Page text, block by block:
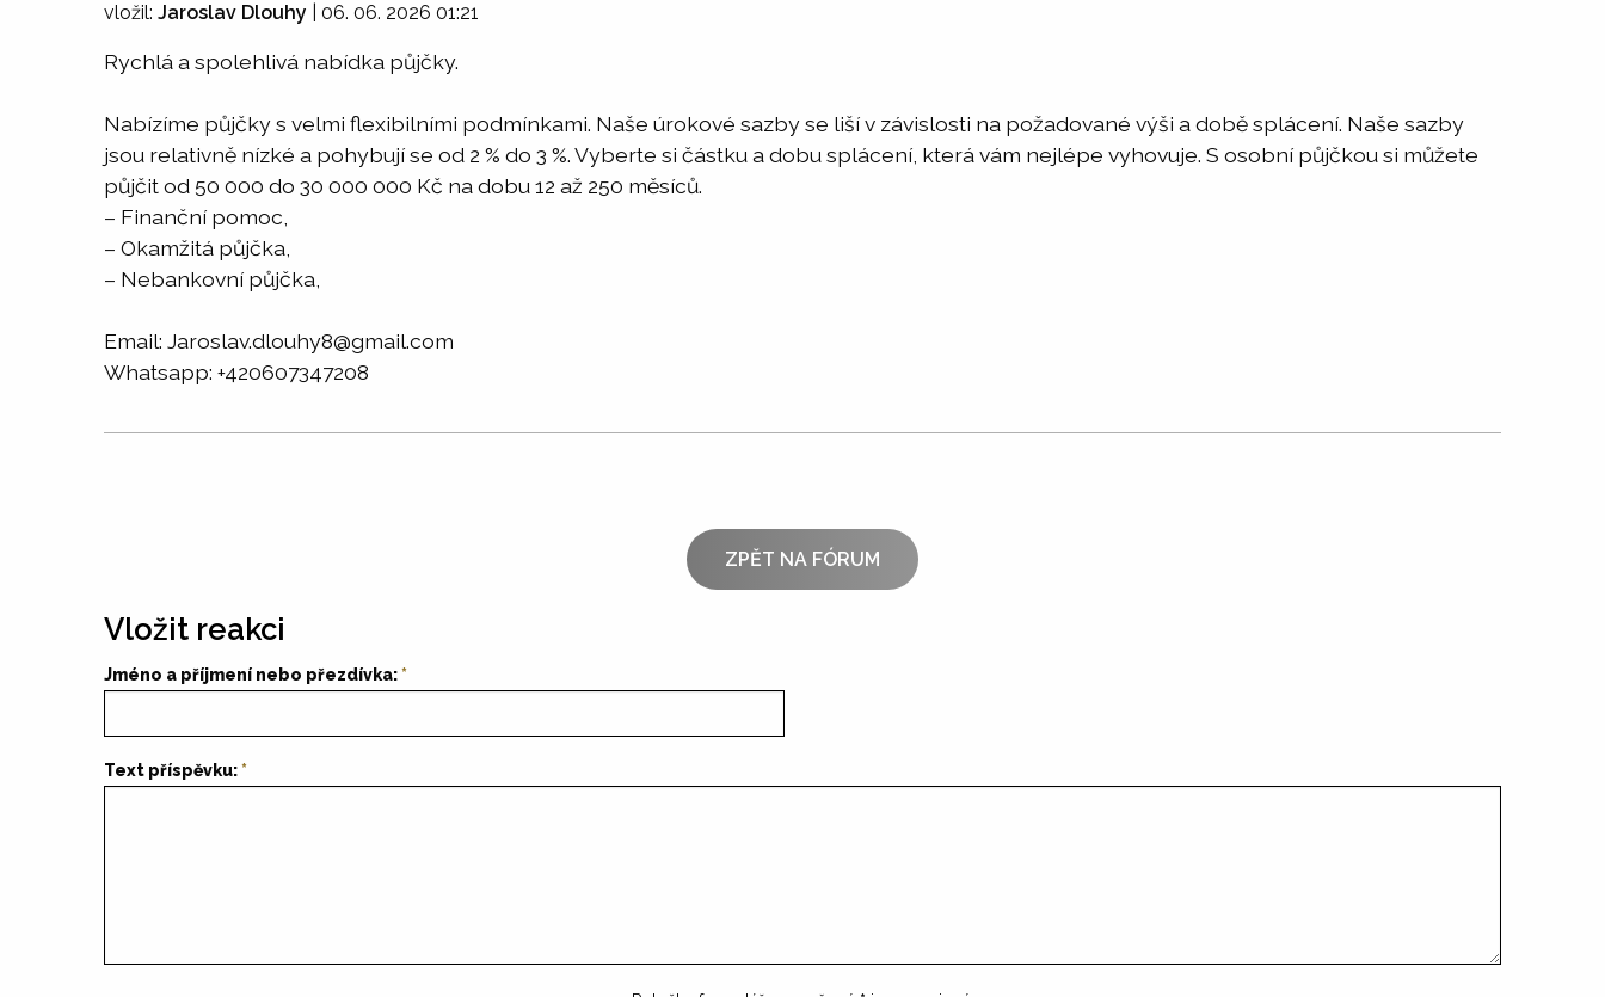
vložil: Jaroslav Dlouhy 06. 06. 2026 01:21
Rychlá a spolehlivá nabídka půjčky.
Nabízíme půjčky s velmi flexibilními podmínkami. Naše úrokové sazby se liší v závislosti na požadované výši a době splácení. Naše sazby
jsou relativně nízké a pohybují se od 2 % do 3 %. Vyberte si částku a dobu splácení, která vám nejlépe vyhovuje. S osobní půjčkou si můžete
půjčit od 50 000 do 30 000 000 Kč na dobu 12 až 250 měsíců.
– Finanční pomoc,
– Okamžitá půjčka,
– Nebankovní půjčka,
Email: Jaroslav.dlouhy8@gmail.com
Whatsapp: +420607347208
ZPĚT NA FÓRUM
Vložit reakci
Jméno a příjmení nebo přezdívka:
Text příspěvku: